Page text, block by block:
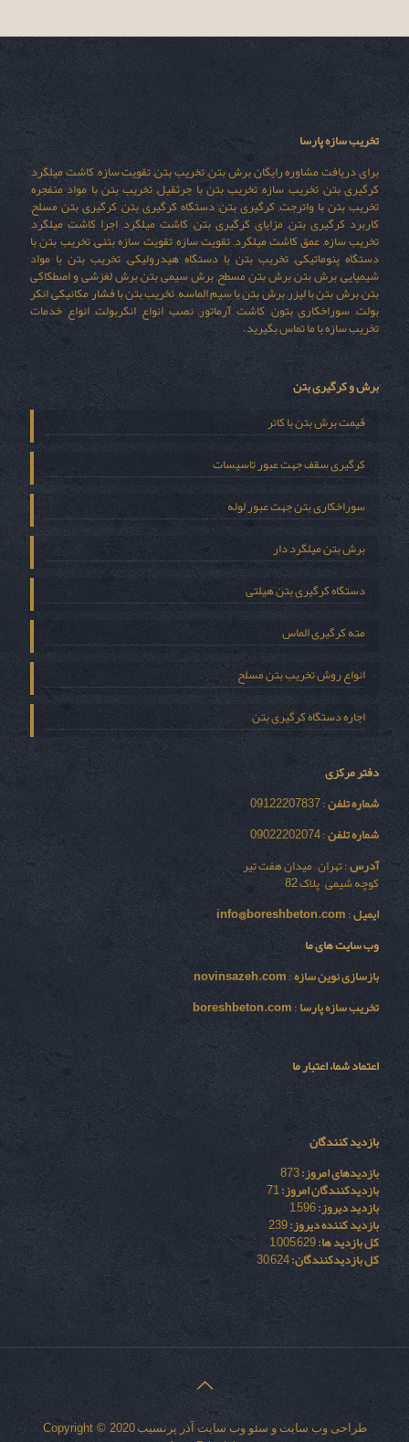
تخریب سازه پارسا
برای دریافت مشاوره رایگان برش بتن, تخریب بتن, تقویت سازه, کاشت میلگرد,
کرگیری بتن, تخریب سازه, تخریب بتن با جرثقیل, تخریب بتن با مواد منفجره,
تخریب بتن با واترجت, کرگیری بتن, دستگاه کرگیری بتن, کرگیری بتن مسلح,
کاربرد کرگیری بتن, مزایای کرگیری بتن, کاشت میلگرد, اجرا کاشت میلگرد,
تخریب سازه, عمق کاشت میلگرد, تقویت سازه, تقویت سازه بتنی, تخریب بتن با
دستگاه پنوماتیکی, تخریب بتن با دستگاه هیدرولیکی, تخریب بتن با مواد
شیمیایی, برش بتن, برش بتن مسطح, برش سیمی بتن, برش لغزشی و اصطکاکی
بتن, برش بتن با لیزر, برش بتن با سیم الماسه, تخریب بتن با فشار مکانیکی, انکر
بولت, سوراخکاری بتون, کاشت آرماتور, نصب انواع انکربولت, انواع خدمات
تخریب سازه با ما تماس بگیرید.
برش و کرگیری بتن
قیمت برش بتن با کاتر
کرگیری سقف جهت عبور تاسیسات
سوراخکاری بتن جهت عبور لوله
برش بتن میلگرد دار
دستگاه کرگیری بتن هیلتی
مته کرگیری الماس
انواع روش تخریب بتن مسلح
اجاره دستگاه کرگیری بتن
دفتر مرکزی
شماره تلفن: 09122207837
شماره تلفن: 09022202074
آدرس: تهران – میدان هفت تیر
کوچه شیمی – پلاک 82
ایمیل:
info@boreshbeton.com
وب سایت های ما
بازسازی نوين سازه:
novinsazeh.com
تخریب سازه پارسا:
boreshbeton.com
اعتماد شما، اعتبار ما
بازدید کنندگان
بازدیدهای امروز:873
بازدیدکنندگان امروز:71
بازدید دیروز:1,596
بازدید کننده دیروز:239
کل بازدید ها:1,005,629
کل بازدیدکنند‌گان:30,624
طراحی وب سایت و سئو وب سایت آذر پرنسیب Copyright © 2020